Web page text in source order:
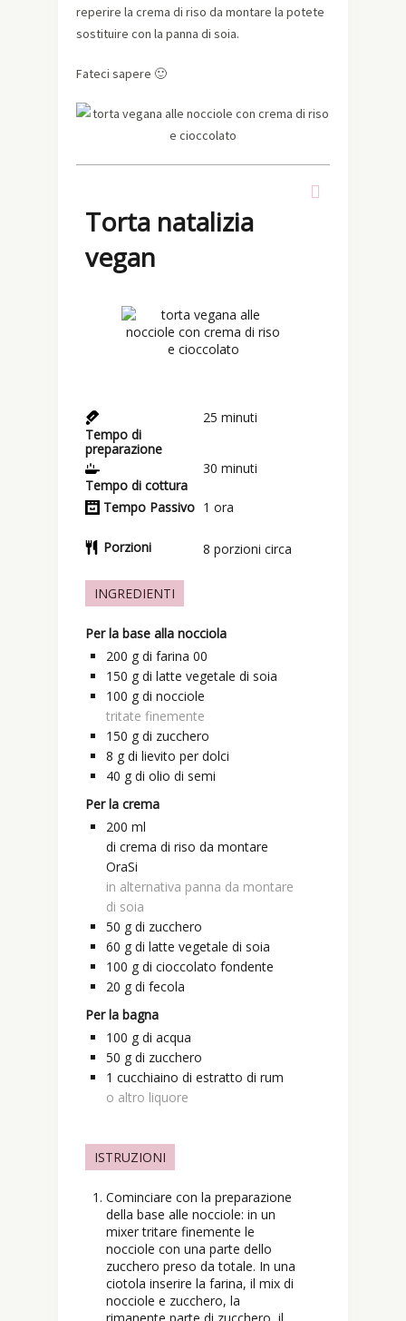
reperire la crema di riso da montare la potete
sostituire con la panna di soia.
Fateci sapere 🙂
Torta natalizia
vegan
Tempo di
preparazione
25 minuti
Tempo di cottura
30 minuti
Tempo Passivo 1 ora
Porzioni 8 porzioni circa
INGREDIENTI
Per la base alla nocciola
200 g di farina 00
150 g di latte vegetale di soia
100 g di nocciole
tritate finemente
150 g di zucchero
8 g di lievito per dolci
40 g di olio di semi
Per la crema
200 ml
di crema di riso da montare
OraSi
in alternativa panna da montare
di soia
50 g di zucchero
60 g di latte vegetale di soia
100 g di cioccolato fondente
20 g di fecola
Per la bagna
100 g di acqua
50 g di zucchero
1 cucchiaino di estratto di rum
o altro liquore
ISTRUZIONI
Cominciare con la preparazione
della base alle nocciole: in un
mixer tritare finemente le
nocciole con una parte dello
zucchero preso da totale. In una
ciotola inserire la farina, il mix di
nocciole e zucchero, la